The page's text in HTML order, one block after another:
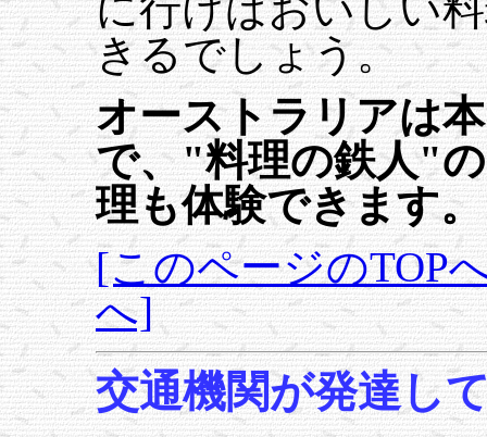
きるでしょう。
オーストラリアは
で、"料理の鉄人"
理も体験できます。
[このページのTOP
へ]
交通機関が発達し